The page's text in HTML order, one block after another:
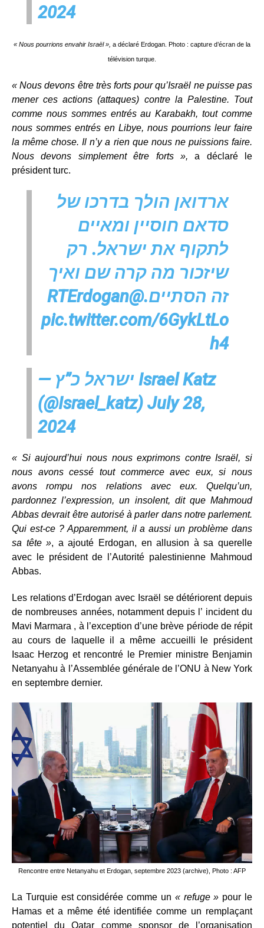
2024
« Nous pourrions envahir Israël », a déclaré Erdogan. Photo : capture d’écran de la
télévision turque.
« Nous devons être très forts pour qu’Israël ne puisse pas
mener ces actions (attaques) contre la Palestine. Tout
comme nous sommes entrés au Karabakh, tout comme
nous sommes entrés en Libye, nous pourrions leur faire
la même chose. Il n’y a rien que nous ne puissions faire.
Nous devons simplement être forts », a déclaré le
président turc.
ארדואן הולך בדרכו של
סדאם חוסיין ומאיים
לתקוף את ישראל. רק
שיזכור מה קרה שם ואיך
זה הסתיים.@RTErdogan
pic.twitter.com/6GykLtLo
h4
— ישראל כ”ץ Israel Katz
(@Israel_katz) July 28,
2024
« Si aujourd’hui nous nous exprimons contre Israël, si
nous avons cessé tout commerce avec eux, si nous
avons rompu nos relations avec eux. Quelqu’un,
pardonnez l’expression, un insolent, dit que Mahmoud
Abbas devrait être autorisé à parler dans notre parlement.
Qui est-ce ? Apparemment, il a aussi un problème dans
sa tête », a ajouté Erdogan, en allusion à sa querelle
avec le président de l’Autorité palestinienne Mahmoud
Abbas.
Les relations d’Erdogan avec Israël se détériorent depuis
de nombreuses années, notamment depuis l’ incident du
Mavi Marmara , à l’exception d’une brève période de répit
au cours de laquelle il a même accueilli le président
Isaac Herzog et rencontré le Premier ministre Benjamin
Netanyahu à l’Assemblée générale de l’ONU à New York
en septembre dernier.
Rencontre entre Netanyahu et Erdogan, septembre 2023 (archive), Photo : AFP
La Turquie est considérée comme un « refuge » pour le
Hamas et a même été identifiée comme un remplaçant
potentiel du Qatar comme sponsor de l’organisation